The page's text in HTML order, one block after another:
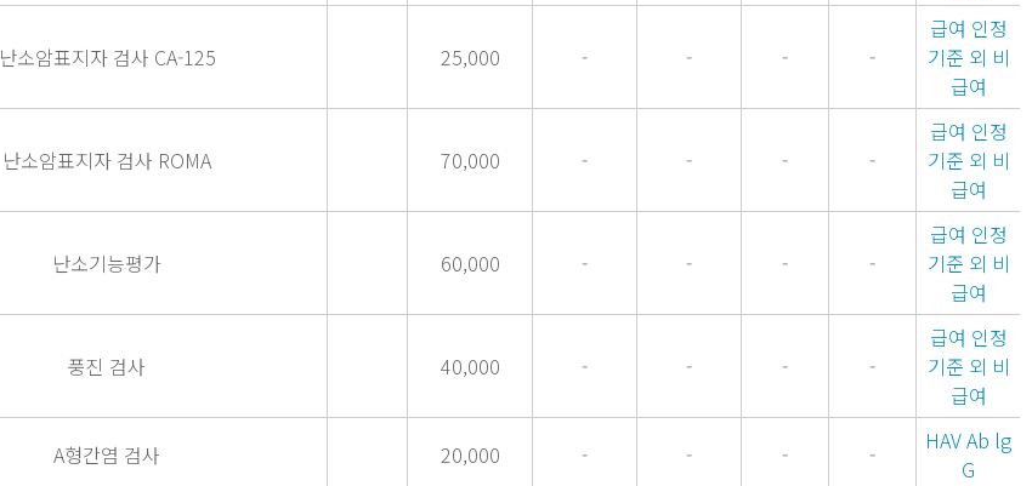
난소암표지자 검사 CA-125 25,000 - - - -
급여 인정
기준 외 비
급여
난소암표지자 검사 ROMA 70,000 - - - -
급여 인정
기준 외 비
급여
난소기능평가 60,000 - - - -
급여 인정
기준 외 비
급여
풍진 검사 40,000 - - - -
급여 인정
기준 외 비
급여
A형간염 검사 20,000 - - - -
HAV Ab lg
G